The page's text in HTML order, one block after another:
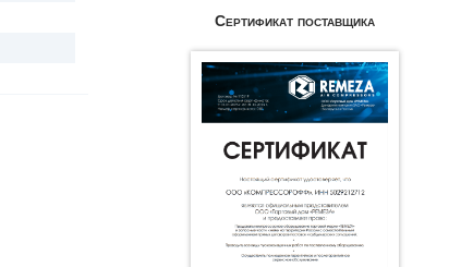
Сертификат поставщика